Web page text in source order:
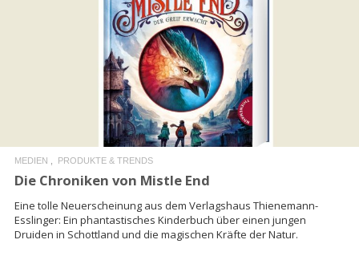
READ MORE
MEDIEN PRODUKTE & TRENDS
Die Chroniken von Mistle End
Eine tolle Neuerscheinung aus dem Verlagshaus Thienemann-
Esslinger: Ein phantastisches Kinderbuch über einen jungen
Druiden in Schottland und die magischen Kräfte der Natur.